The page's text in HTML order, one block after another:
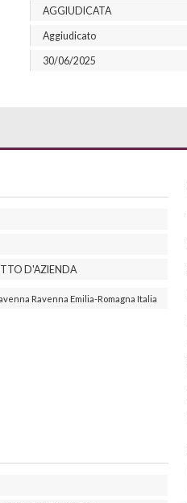
AGGIUDICATA
Aggiudicato
30/06/2025
D'AZIENDA
Ravenna Emilia-Romagna Italia